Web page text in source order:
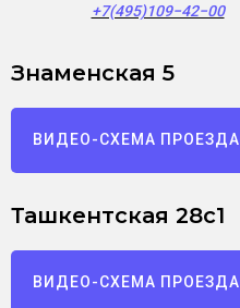
+7(495)109−42−00
Знаменская 5
ВИДЕО-СХЕМА ПРОЕЗДА
Ташкентская 28с1
ВИДЕО-СХЕМА ПРОЕЗДА